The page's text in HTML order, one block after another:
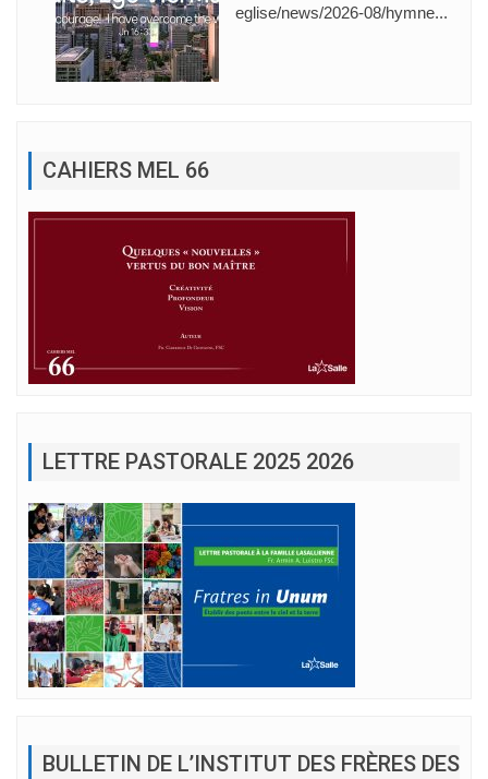
eglise/news/2026-08/hymne...
CAHIERS MEL 66
LETTRE PASTORALE 2025 2026
BULLETIN DE L’INSTITUT DES FRÈRES DES